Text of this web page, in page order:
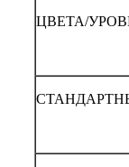
ЦВЕТА/